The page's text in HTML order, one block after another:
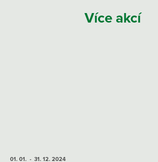
Více akcí
01. 01. - 31. 12. 2024